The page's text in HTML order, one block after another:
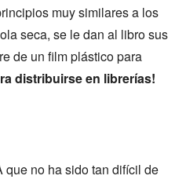
muy similares a los
seca, se le dan al libro sus
de un film plástico para
distribuirse en librerías!
que no ha sido tan difícil de